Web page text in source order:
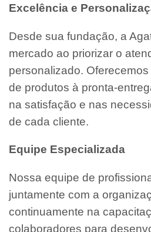
Excelência e
Desde sua fundação, a
mercado ao priorizar o
personalizado.
de produtos à pronta-
na satisfação e nas
de cada cliente.
Equipe Especializada
Nossa equipe de
juntamente com a
continuamente na
colaboradores para